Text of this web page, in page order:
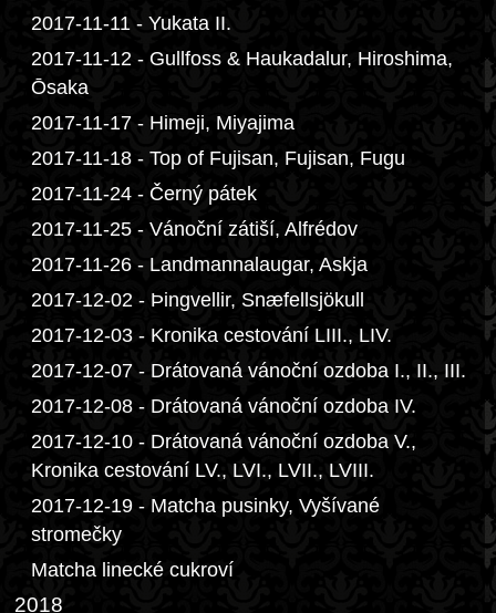
2017-11-11 - Yukata II.
2017-11-12 - Gullfoss & Haukadalur, Hiroshima,
Ōsaka
2017-11-17 - Himeji, Miyajima
2017-11-18 - Top of Fujisan, Fujisan, Fugu
2017-11-24 - Černý pátek
2017-11-25 - Vánoční zátiší, Alfrédov
2017-11-26 - Landmannalaugar, Askja
2017-12-02 - Þingvellir, Snæfellsjökull
2017-12-03 - Kronika cestování LIII., LIV.
2017-12-07 - Drátovaná vánoční ozdoba I., II., III.
2017-12-08 - Drátovaná vánoční ozdoba IV.
2017-12-10 - Drátovaná vánoční ozdoba V.,
Kronika cestování LV., LVI., LVII., LVIII.
2017-12-19 - Matcha pusinky, Vyšívané
stromečky
Matcha linecké cukroví
2018